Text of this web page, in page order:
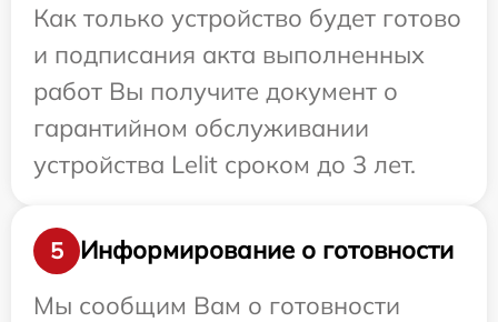
Как только устройство будет готово
и подписания акта выполненных
работ Вы получите документ о
гарантийном обслуживании
устройства Lelit сроком до 3 лет.
5
Информирование о готовности
Мы сообщим Вам о готовности